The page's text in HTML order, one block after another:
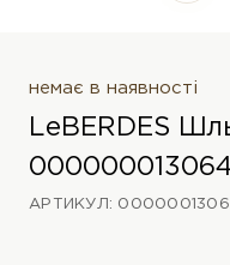
немає в наявності
LeBERDES
000000013064
АРТИКУЛ: